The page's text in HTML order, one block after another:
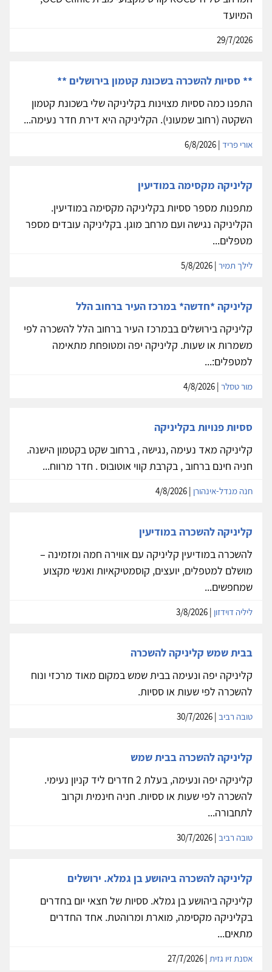
המיועד
29/7/2026
** ססיות להשכרה בשכונת קטמון בירושלים **
התפנו כמה ססיות מצוינות בקליניקה שלי בשכונת קטמון
השקטה (רחוב שמעוני). הקליניקה היא דירת חדר נעימה...
אורי פריד
קליניקה מקסימה במודיעין
מתפנות מספר ססיות בקליניקה מקסימה במודיעין.
הקליניקה נגישה ועם מרחב מוגן. בקליניקה עובדים מספר
מטפלים...
לילך תמיר
קליניקה *חדשה* במרכז העיר ברחוב הלל
קליניקה בירושלים בבמרכז העיר ברחוב הלל להשכרה לפי
משמרות או שעות. קליניקה יפה ומטופחת מתאימה
למטפלים:...
מור טסלר
ססיות פנויות בקליניקה
קליניקה מאד נעימה ,נגישה , ברחוב שקט בקטמון הישנה.
חניה חינם ברחוב , בקרבת קווי אוטובוס . חדר מרווח...
חנה מנדל-אינהורן
קליניקה להשכרה במודיעין
להשכרה במודיעין קליניקה עם אווירה חמה ומזמינה –
מושלם למטפלים, יועצים, קוסמטיקאיות ואנשי מקצוע
שמחפשים...
ליליה דוידזון
בבית שמש קליניקה להשכרה
קליניקה יפה ונעימה בבית שמש במקום מאוד מרכזי ונוח
להשכרה לפי שעות או ססיות.
טובה רביב
קליניקה להשכרה בבית שמש
קליניקה יפה ונעימה, בעלת 2 חדרים ליד קניון נעימי.
להשכרה לפי שעות או ססיות. חניה חינמית וקרוב
לתחבורה...
טובה רביב
קליניקה להשכרה ביהושע בן גמלא. ירושלים
קליניקה ביהושע בן גמלא. ססיות של חצאי יום בחדרים
בקליניקה מקסימה, מוארת ומרוהטת. אחד החדרים
מתאים...
אסנת זיו גזית